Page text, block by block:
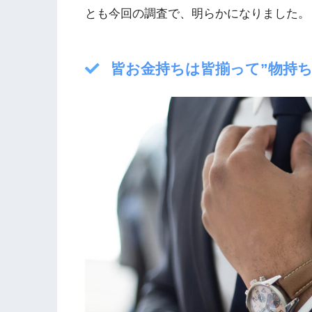
とも今回の調査で、明らかになりました。
皆お金持ちは皆揃って”物持